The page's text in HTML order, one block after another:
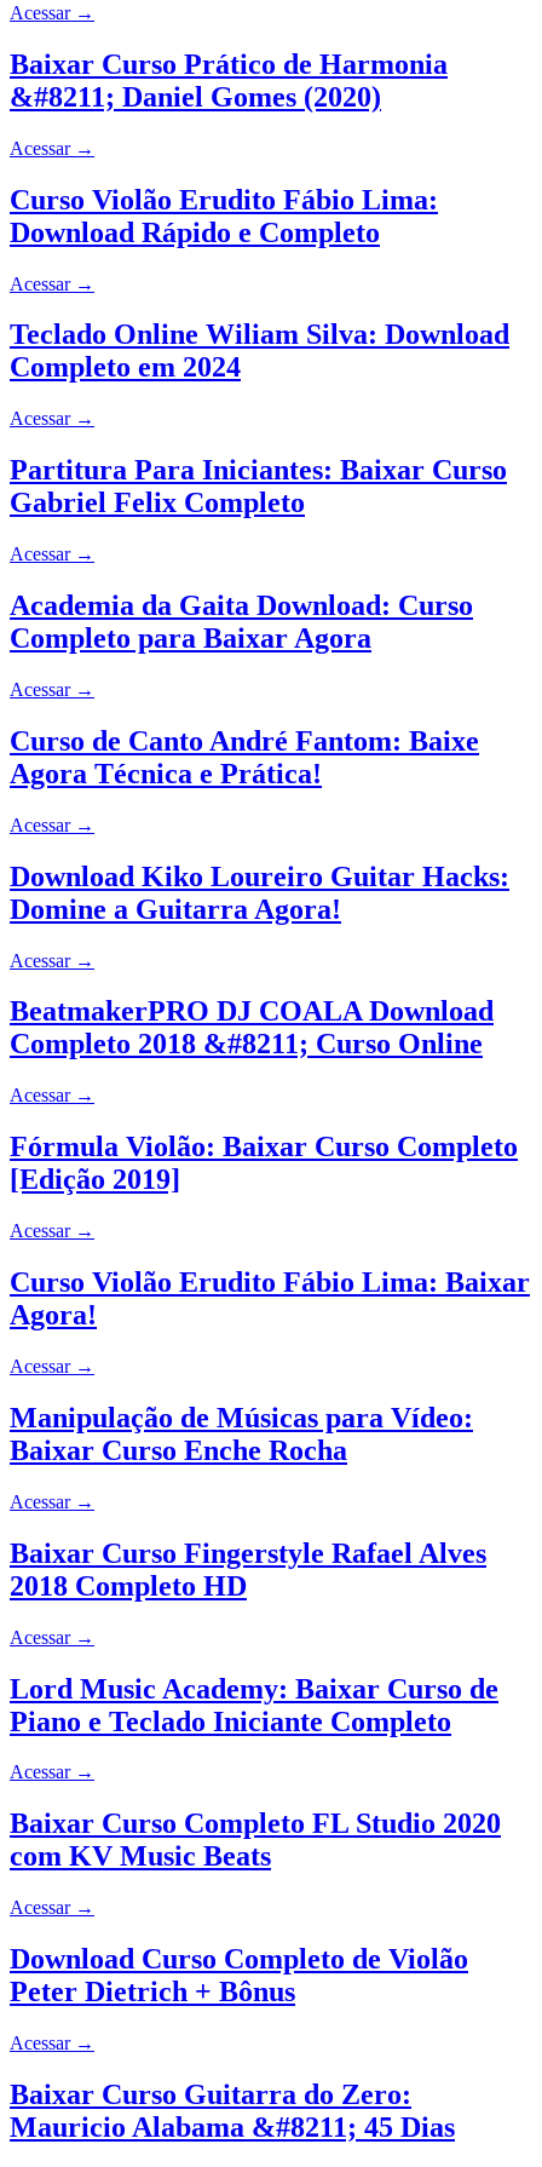
Acessar →
Baixar Curso Prático de Harmonia
&#8211; Daniel Gomes (2020)
Acessar →
Curso Violão Erudito Fábio Lima:
Download Rápido e Completo
Acessar →
Teclado Online Wiliam Silva: Download
Completo em 2024
Acessar →
Partitura Para Iniciantes: Baixar Curso
Gabriel Felix Completo
Acessar →
Academia da Gaita Download: Curso
Completo para Baixar Agora
Acessar →
Curso de Canto André Fantom: Baixe
Agora Técnica e Prática!
Acessar →
Download Kiko Loureiro Guitar Hacks:
Domine a Guitarra Agora!
Acessar →
BeatmakerPRO DJ COALA Download
Completo 2018 &#8211; Curso Online
Acessar →
Fórmula Violão: Baixar Curso Completo
[Edição 2019]
Acessar →
Curso Violão Erudito Fábio Lima: Baixar
Agora!
Acessar →
Manipulação de Músicas para Vídeo:
Baixar Curso Enche Rocha
Acessar →
Baixar Curso Fingerstyle Rafael Alves
2018 Completo HD
Acessar →
Lord Music Academy: Baixar Curso de
Piano e Teclado Iniciante Completo
Acessar →
Baixar Curso Completo FL Studio 2020
com KV Music Beats
Acessar →
Download Curso Completo de Violão
Peter Dietrich + Bônus
Acessar →
Baixar Curso Guitarra do Zero:
Mauricio Alabama &#8211; 45 Dias